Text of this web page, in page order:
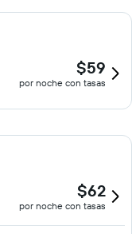
$59
por noche con tasas
$62
por noche con tasas